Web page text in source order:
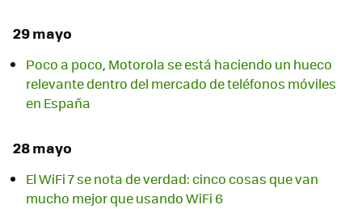
29 mayo
Poco a poco, Motorola se está haciendo un hueco
relevante dentro del mercado de teléfonos móviles
en España
28 mayo
El WiFi 7 se nota de verdad: cinco cosas que van
mucho mejor que usando WiFi 6